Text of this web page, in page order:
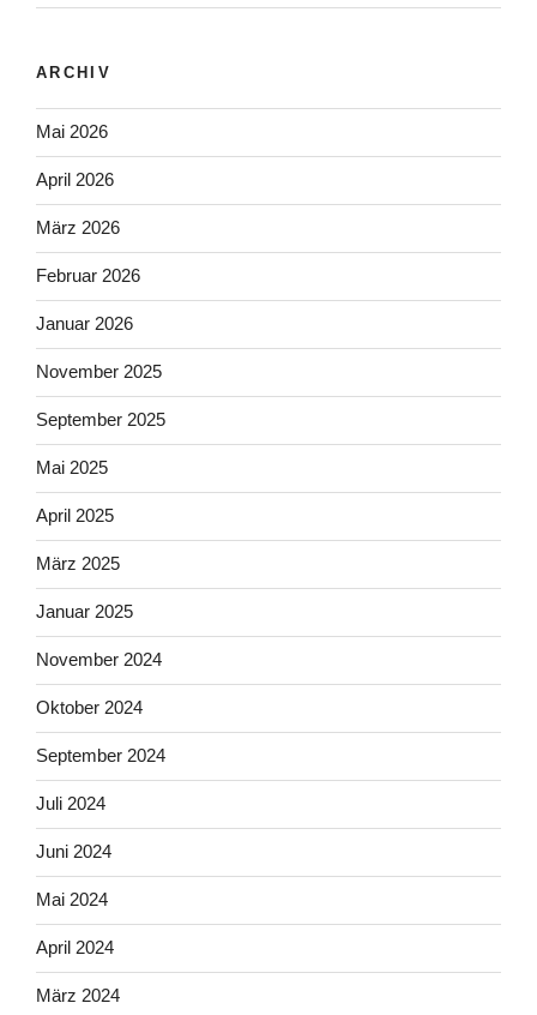
ARCHIV
Mai 2026
April 2026
März 2026
Februar 2026
Januar 2026
November 2025
September 2025
Mai 2025
April 2025
März 2025
Januar 2025
November 2024
Oktober 2024
September 2024
Juli 2024
Juni 2024
Mai 2024
April 2024
März 2024